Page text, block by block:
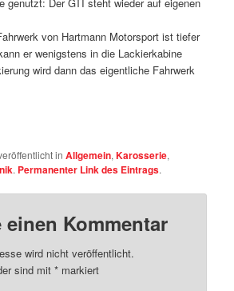
von Hartmann Motorsport ist tiefer
er wenigstens in die Lackierkabine
wird dann das eigentliche Fahrwerk
inAllgemein,Karosserie,
. Permanenter Link des Eintrags.
einen Kommentar
wird nicht veröffentlicht.
sind mit* markiert